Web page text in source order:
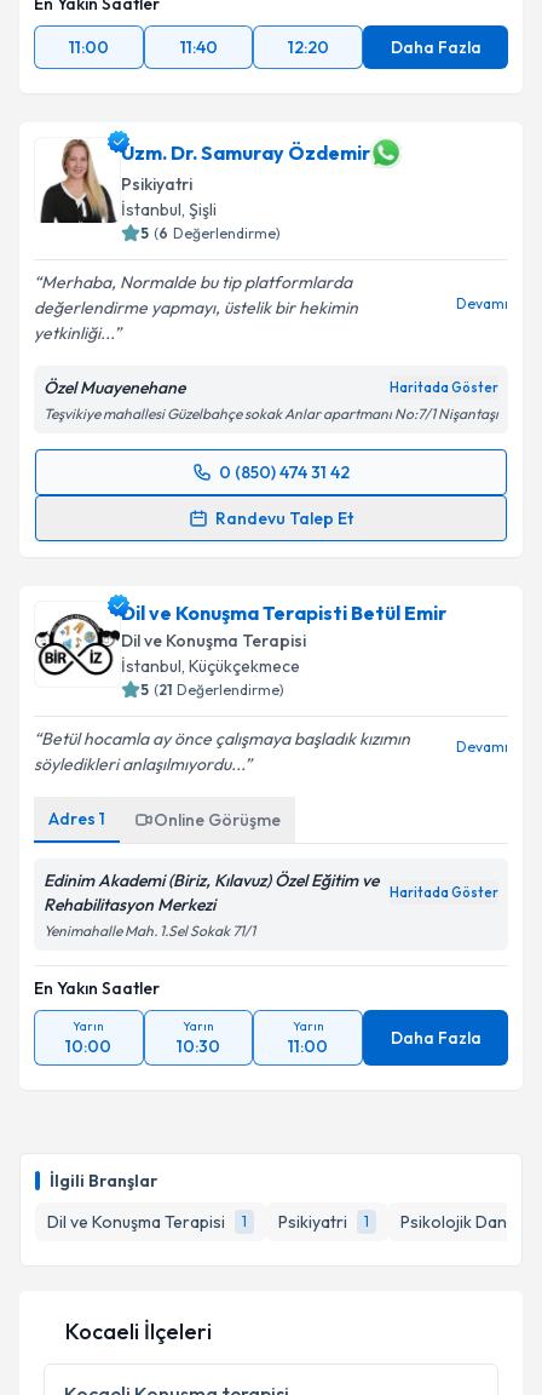
İlgili Branşlar
Dil ve Konuşma Terapisi
1 Psikiyatri 1 Psikolojik
11:00
11:40 12:20 Daha Fazla
Uzm. Dr. Samuray Özdemir
Psikiyatri
İstanbul, Şişli
5 (6 Değerlendirme)
Merhaba, Normalde bu tip platformlarda
değerlendirme yapmayı, üstelik bir hekimin
yetkinliği...
Devamı
Özel Muayenehane Haritada Göster
Teşvikiye mahallesi Güzelbahçe sokak Anlar apartmanı No:7/1 Nişantaşı
0 (850) 474 31 42
Randevu Talep Et
Randevu Takvimi Talebi
için bir takvim hazırlandığında e-posta ile
bilgilendireceğiz.
E-posta Adresiniz
Metni'ni okudum ve kişisel verilerimin belirtilen
Takvim Talebini Gönder
Dil ve Konuşma Terapisti Betül Emir
Dil ve Konuşma Terapisi
İstanbul, Küçükçekmece
5 (21 Değerlendirme)
Betül hocamla ay önce çalışmaya başladık kızımın
söyledikleri anlaşılmıyordu...
Devamı
Adres 1 Online Görüşme
Edinim Akademi (Biriz, Kılavuz) Özel Eğitim ve
Rehabilitasyon Merkezi
Haritada Göster
Yenimahalle Mah. 1.Sel Sokak 71/1
En Yakın Saatler
Yarın
10:00
Yarın
10:30
Yarın
11:00 Daha Fazla
Kocaeli İlçeleri